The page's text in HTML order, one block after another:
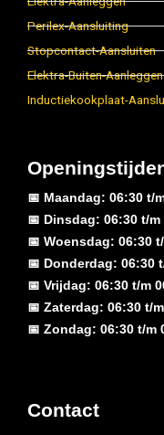
Perilex-Aansluiting
Stopcontact-Aansluiten
Elektra-Buiten-Aanleggen
Inductiekookplaat-
📅 Maandag: 06:30
📅 Dinsdag: 06:30
📅 Woensdag: 06:30
📅 Donderdag: 06:30
📅 Vrijdag: 06:30 t/m
📅 Zaterdag: 06:30 t/
📅 Zondag: 06:30 t/m
Contact